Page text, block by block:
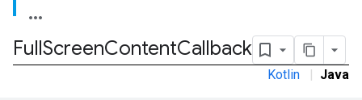
FullScreenContentCallback
Kotlin | Java